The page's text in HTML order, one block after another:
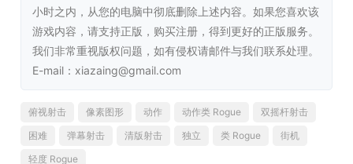
• 摧毁敌人获得芯片，实现临时升级！
• 从40多种飞船升级中选择强化方案。
• 解锁隐身能力，避开敌方侦测。
• 还有更多精彩玩法等你探索！
小时之内，从您的电脑中彻底删除上述内容。如果您喜欢该
游戏内容，请支持正版，购买注册，得到更好的正版服务。
我们非常重视版权问题，如有侵权请邮件与我们联系处理。
E-mail：xiazaing@gmail.com
俯视射击 像素图形 动作 动作类 Rogue
双摇杆射击
困难
弹幕射击 清版射击 独立 类 Rogue
街机
轻度 Rogue